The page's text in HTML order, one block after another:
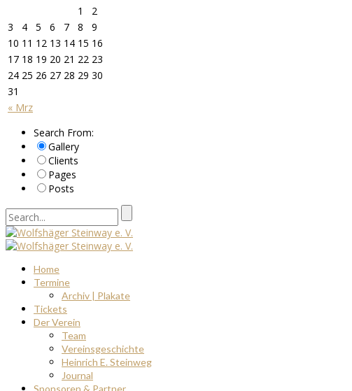
« Mrz
1
2
3
4 5 6 7 8
9
10 11 12 13 14 15 16
17 18 19 20 21 22 23
24 25 26 27 28 29 30
31
Search From:
Gallery
Clients
Pages
Posts
Home
Termine
Archiv | Plakate
Tickets
Der Verein
Team
Vereinsgeschichte
Heinrich E. Steinweg
Journal
Sponsoren & Partner